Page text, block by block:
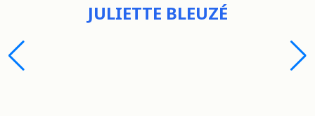
JULIETTE BLEUZÉ